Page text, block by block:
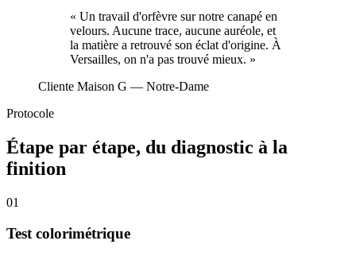
« Un travail d'orfèvre sur notre canapé en
velours. Aucune trace, aucune auréole, et
la matière a retrouvé son éclat d'origine. À
Versailles, on n'a pas trouvé mieux. »
Cliente Maison G — Notre-Dame
Protocole
Étape par étape, du diagnostic à la
finition
01
Test colorimétrique